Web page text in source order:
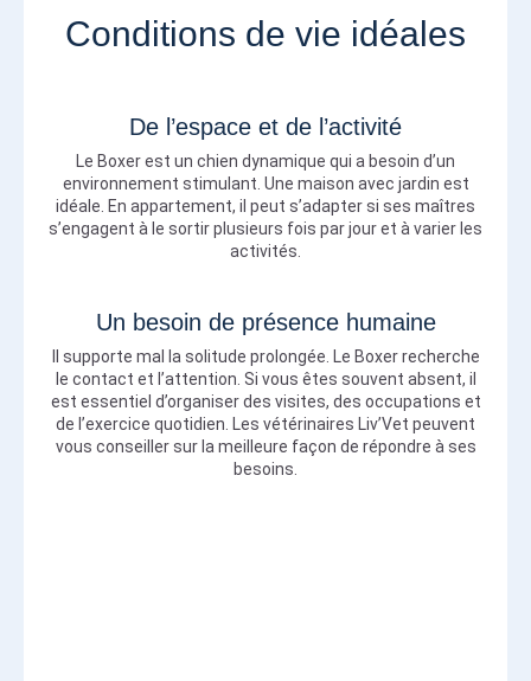
Conditions de vie idéales
De l’espace et de l’activité
Le Boxer est un chien dynamique qui a besoin d’un
environnement stimulant. Une maison avec jardin est
idéale. En appartement, il peut s’adapter si ses maîtres
s’engagent à le sortir plusieurs fois par jour et à varier les
activités.
Un besoin de présence humaine
Il supporte mal la solitude prolongée. Le Boxer recherche
le contact et l’attention. Si vous êtes souvent absent, il
est essentiel d’organiser des visites, des occupations et
de l’exercice quotidien. Les vétérinaires Liv’Vet peuvent
vous conseiller sur la meilleure façon de répondre à ses
besoins.